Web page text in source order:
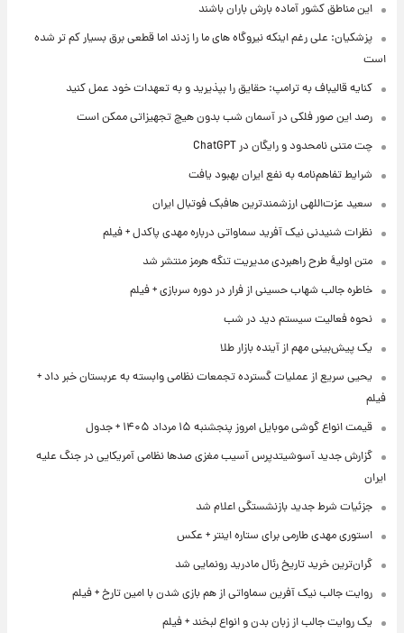
این مناطق کشور آماده بارش باران باشند
پزشکیان: علی رغم اینکه نیروگاه های ما را زدند اما قطعی برق بسیار کم تر شده
است
کنایه قالیباف به ترامپ: حقایق را بپذیرید و به تعهدات خود عمل کنید
رصد این صور فلکی در آسمان شب بدون هیچ تجهیزاتی ممکن است
چت متنی نامحدود و رایگان در ChatGPT
شرایط تفاهم‌نامه به نفع ایران بهبود یافت
سعید عزت‌اللهی ارزشمندترین هافبک فوتبال ایران
نظرات شنیدنی نیک آفرید سماواتی درباره مهدی پاکدل + فیلم
متن اولیۀ طرح راهبردی مدیریت تنگه هرمز منتشر شد
خاطره جالب شهاب حسینی از فرار در دوره سربازی + فیلم
نحوه فعالیت سیستم دید در شب
یک پیش‌بینی مهم از آینده بازار طلا
یحیی سریع از عملیات گسترده تجمعات نظامی وابسته به عربستان خبر داد +
فیلم
قیمت انواع گوشی موبایل امروز پنجشنبه ۱۵ مرداد ۱۴۰۵ + جدول
گزارش جدید آسوشیتدپرس آسیب مغزی صدها نظامی آمریکایی در جنگ علیه
ایران
جزئیات شرط جدید بازنشستگی اعلام شد
استوری مهدی طارمی برای ستاره اینتر + عکس
گران‌ترین خرید تاریخ رئال مادرید رونمایی شد
روایت جالب نیک آفرین سماواتی از هم بازی شدن با امین تارخ + فیلم
یک روایت جالب از زبان بدن و انواع لبخند + فیلم